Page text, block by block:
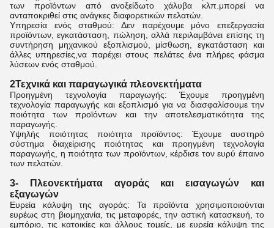
των προϊόντων από ανοξείδωτο χάλυβα κλπ.μπορεί να
ανταποκριθεί στις ανάγκες διαφορετικών πελατών.
Υπηρεσία ενός σταθμού: Δεν παρέχουμε μόνο επεξεργασία
προϊόντων, εγκατάσταση, πώληση, αλλά περιλαμβάνει επίσης τη
συντήρηση μηχανικού εξοπλισμού, μίσθωση, εγκατάσταση και
άλλες υπηρεσίες,να παρέχει στους πελάτες ένα πλήρες φάσμα
λύσεων ενός σταθμού.
2Τεχνικά και παραγωγικά πλεονεκτήματα
Προηγμένη τεχνολογία παραγωγής: Έχουμε προηγμένη
τεχνολογία παραγωγής και εξοπλισμό για να διασφαλίσουμε την
ποιότητα των προϊόντων και την αποτελεσματικότητα της
παραγωγής.
Υψηλής ποιότητας ποιότητα προϊόντος: Έχουμε αυστηρό
σύστημα διαχείρισης ποιότητας και προηγμένη τεχνολογία
παραγωγής, η ποιότητα των προϊόντων, κέρδισε τον ευρύ έπαινο
των πελατών.
3- Πλεονεκτήματα αγοράς και εισαγωγών και
εξαγωγών
Ευρεία κάλυψη της αγοράς: Τα προϊόντα χρησιμοποιούνται
ευρέως στη βιομηχανία, τις μεταφορές, την αστική κατασκευή, το
εμπόριο, τις κατοικίες και άλλους τομείς, με ευρεία κάλυψη της